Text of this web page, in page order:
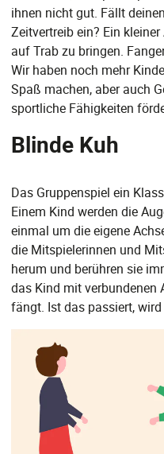
ihnen nicht gut. Fällt
Zeitvertreib ein? Ein
auf Trab zu bringen.
Wir haben noch mehr
Spaß machen, aber auch
sportliche Fähigkeiten
Blinde Kuh
Das Gruppenspiel ein
Einem Kind werden die
einmal um die eigene
die Mitspielerinnen und
herum und berühren sie
das Kind mit verbundenen
fängt. Ist das passiert, wird